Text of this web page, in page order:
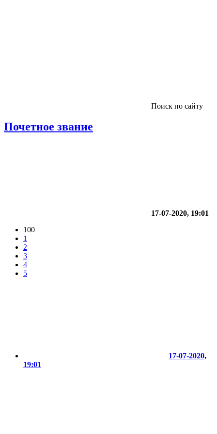
Поиск по сайту
Почетное звание
17-07-2020, 19:01
100
1
2
3
4
5
17-07-2020,
19:01